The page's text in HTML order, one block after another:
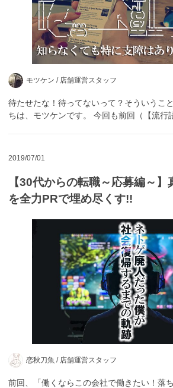
モツケン / 店舗運営スタッフ
待たせたな！待ってないって？そういうこ
ちは、モツケンです。 今回も前回（【流行
2019/07/01
【30代からの転職～応募編～
を全力PRで埋め尽くす!!
恋秋刀魚 / 店舗運営スタッフ
前回、「働くならこの会社で働きたい！落